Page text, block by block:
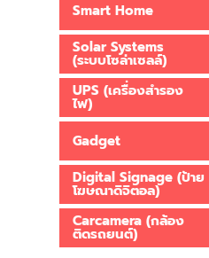
Smart Home
Solar Systems
(ระบบโซล่าเซลล์)
UPS (เครื่องสำรอง
ไฟ)
Gadget
Digital Signage (ป้าย
โฆษณาดิจิตอล)
Carcamera (กล้อง
ติดรถยนต์)